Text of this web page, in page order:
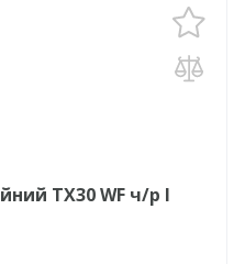
TX30 WF ч/р І